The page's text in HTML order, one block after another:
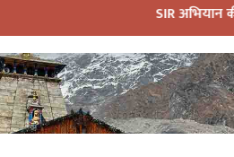
SIR अभियान की समीक्षा: